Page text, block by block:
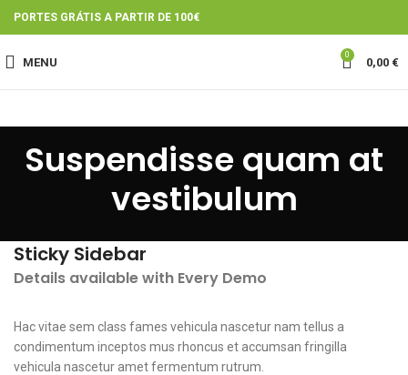
PORTES GRÁTIS A PARTIR DE 100€
MENU
0
0,00 €
Suspendisse quam at
vestibulum
Sticky Sidebar
Details available with Every Demo
Hac vitae sem class fames vehicula nascetur nam tellus a
condimentum inceptos mus rhoncus et accumsan fringilla
vehicula nascetur amet fermentum rutrum.